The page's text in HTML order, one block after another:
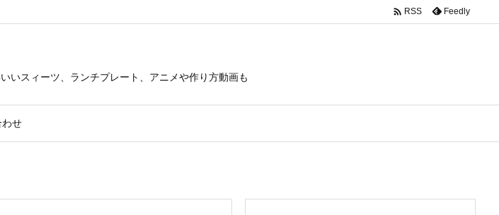
いスィーツ、ランチプレート、アニメや作り方動画も
わせ
 RSS Feedly